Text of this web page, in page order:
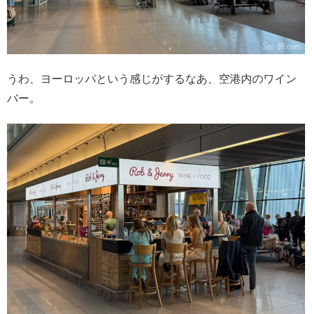
うわ、ヨーロッパという感じがするなあ、空港内のワイン
バー。